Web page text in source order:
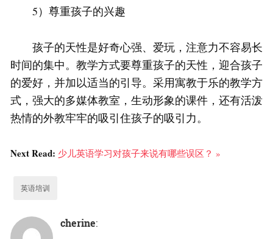
5）尊重孩子的兴趣
孩子的天性是好奇心强、爱玩，注意力不容易长
时间的集中。教学方式要尊重孩子的天性，迎合孩子
的爱好，并加以适当的引导。采用寓教于乐的教学方
式，强大的多媒体教室，生动形象的课件，还有活泼
热情的外教牢牢的吸引住孩子的吸引力。
Next Read: 少儿英语学习对孩子来说有哪些误区？ »
英语培训
cherine: